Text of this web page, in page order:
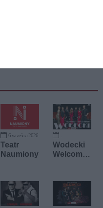
6 września 2026
Teatr
Naumiony
12 września 2026
Wodecki
Welcome